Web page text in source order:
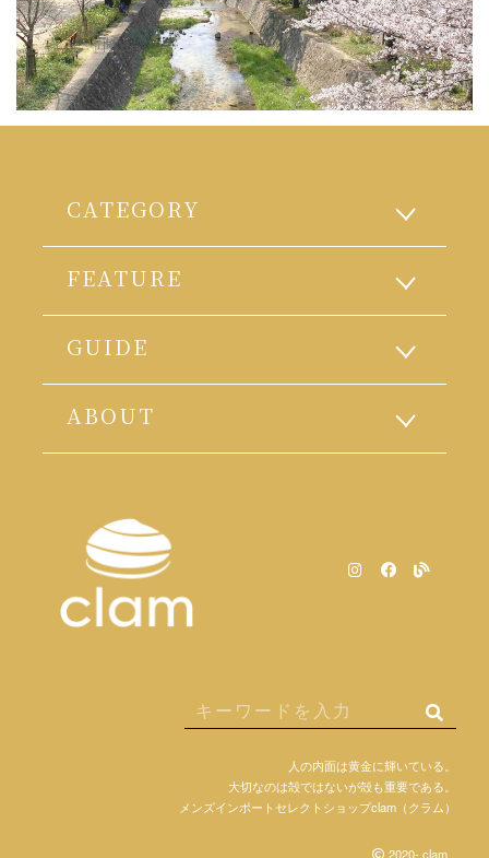
CATEGORY
FEATURE
GUIDE
ABOUT
人の内面は黄金に輝いている。
大切なのは殻ではないが殻も重要である。
メンズインポートセレクトショップclam（クラム）
2020- clam